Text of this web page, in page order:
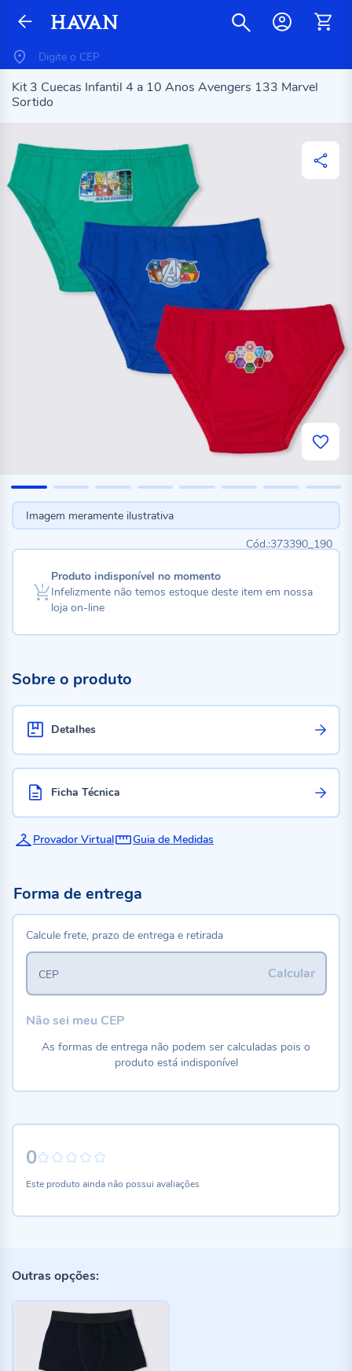
Kit 3 Cuecas Infantil 4 a 10 Anos Avengers 133 Marvel
Sortido
Imagem meramente ilustrativa
373390_190
Produto indisponível no momento
Infelizmente não temos estoque deste item em nossa
loja on-line
Sobre o produto
Detalhes
Ficha Técnica
Provador Virtual Guia de Medidas
0
Este produto ainda não possui avaliações
Forma de entrega
Calcule frete, prazo de entrega e retirada
Calcular
CEP
Não sei meu CEP
As formas de entrega não podem ser calculadas pois o
produto está indisponível
Outras opções: